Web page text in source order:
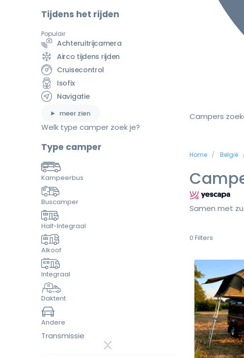
Campers
Home België
Samen met
0 Filters
Vorige
Tijdens het rijden
Populair
Achteruitrijcamera
Airco tijdens rijden
Cruisecontrol
Isofix
Navigatie
meer zien
Welk type camper zoek je?
Type camper
Kampeerbus
Buscamper
Half-Integraal
Alkoof
Integraal
Daktent
Andere
Transmissie